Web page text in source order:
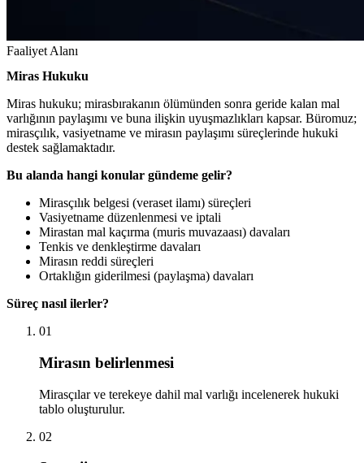
Faaliyet Alanı
Miras Hukuku
Miras hukuku; mirasbırakanın ölümünden sonra geride kalan mal
varlığının paylaşımı ve buna ilişkin uyuşmazlıkları kapsar. Büromuz;
mirasçılık, vasiyetname ve mirasın paylaşımı süreçlerinde hukuki
destek sağlamaktadır.
Bu alanda hangi konular gündeme gelir?
Mirasçılık belgesi (veraset ilamı) süreçleri
Vasiyetname düzenlenmesi ve iptali
Mirastan mal kaçırma (muris muvazaası) davaları
Tenkis ve denkleştirme davaları
Mirasın reddi süreçleri
Ortaklığın giderilmesi (paylaşma) davaları
Süreç nasıl ilerler?
01
Mirasın belirlenmesi
Mirasçılar ve terekeye dahil mal varlığı incelenerek hukuki
tablo oluşturulur.
02